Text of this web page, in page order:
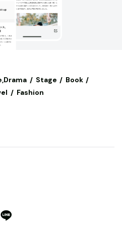
Stage
Book
Fashion